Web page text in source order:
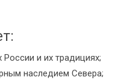
и их традициях;
наследием Севера;